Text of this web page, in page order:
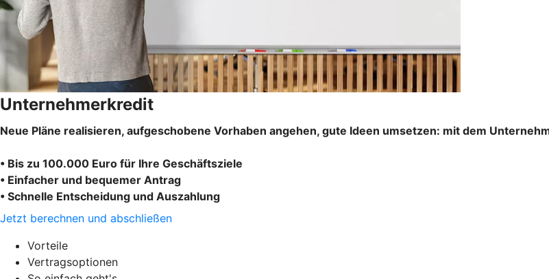
Unternehmerkredit
Neue Pläne realisieren, aufgeschobene Vorhaben angehen, gute Ideen umsetzen: mit dem
• Bis zu 100.000 Euro für Ihre Geschäftsziele
• Einfacher und bequemer Antrag
• Schnelle Entscheidung und Auszahlung
Jetzt berechnen und abschließen
Vorteile
Vertragsoptionen